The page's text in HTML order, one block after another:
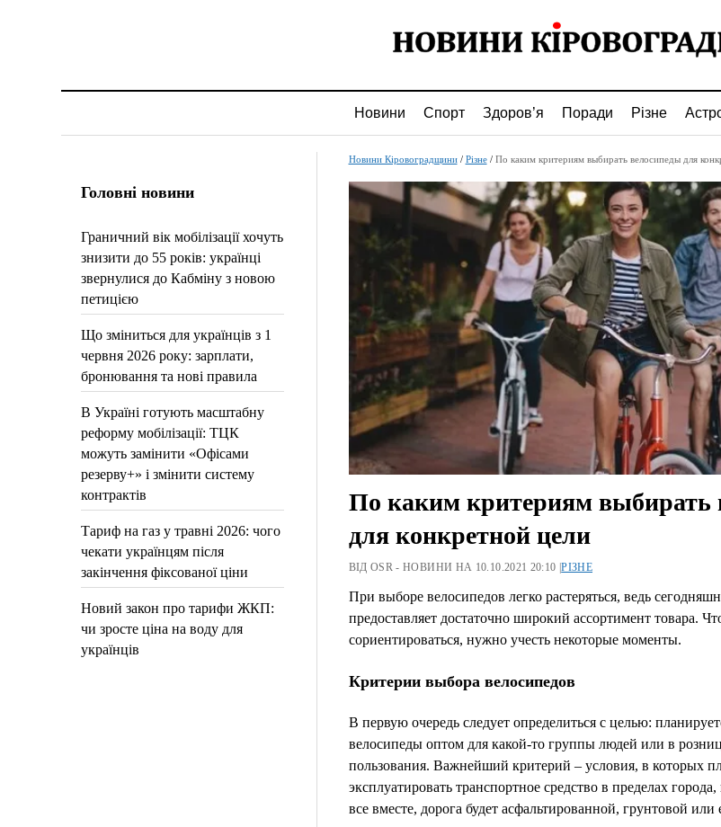
Новини Спорт Здоров’я Поради Різне
Головні новини
Граничний вік мобілізації хочуть
знизити до 55 років: українці
звернулися до Кабміну з новою
петицією
Що зміниться для українців з 1
червня 2026 року: зарплати,
бронювання та нові правила
В Україні готують масштабну
реформу мобілізації: ТЦК
можуть замінити «Офісами
резерву+» і змінити систему
контрактів
Тариф на газ у травні 2026: чого
чекати українцям після
закінчення фіксованої ціни
Новий закон про тарифи ЖКП:
чи зросте ціна на воду для
українців
Новини Кіровоградщини/ Різне/ По каким критериям выбирать велосипеды для
По каким критериям выбирать
для конкретной цели
ВІД OSR - НОВИНИ НА 10.10.2021 20:10 |РІЗНЕ
При выборе велосипедов легко растеряться, ведь
предоставляет достаточно широкий ассортимент товара.
сориентироваться, нужно учесть некоторые моменты.
Критерии выбора велосипедов
В первую очередь следует определиться с целью:
велосипеды оптом для какой-то группы людей или в
пользования. Важнейший критерий – условия, в которых
эксплуатировать транспортное средство в пределах
все вместе, дорога будет асфальтированной, грунтовой или